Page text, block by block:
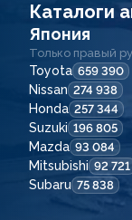
Каталоги
Япония
Только правый
Toyota 659 390
Nissan 274 938
Honda 257 344
Suzuki 196 805
Mazda 93 084
Mitsubishi 92 721
Subaru 75 838